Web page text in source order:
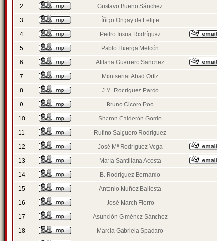
2 Gustavo Bueno Sánchez
3 Íñigo Ongay de Felipe
4 Pedro Insua Rodríguez
5 Pablo Huerga Melcón
6 Atilana Guerrero Sánchez
7 Montserrat Abad Ortiz
8 J.M. Rodríguez Pardo
9 Bruno Cicero Poo
10 Sharon Calderón Gordo
11 Rufino Salguero Rodríguez
12 José Mª Rodríguez Vega
13 María Santillana Acosta
14 B. Rodríguez Bernardo
15 Antonio Muñoz Ballesta
16 José March Fierro
17 Asunción Giménez Sánchez
18 Marcia Gabriela Spadaro